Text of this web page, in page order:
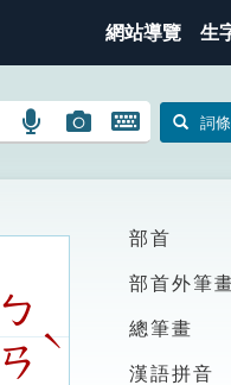
網站導覽 生
語
搜
圖
圖
搜
開
鍵
圖
詞
ㄅ
ㄢ
ˋ
部首
部首外筆
總筆畫
漢語拼音